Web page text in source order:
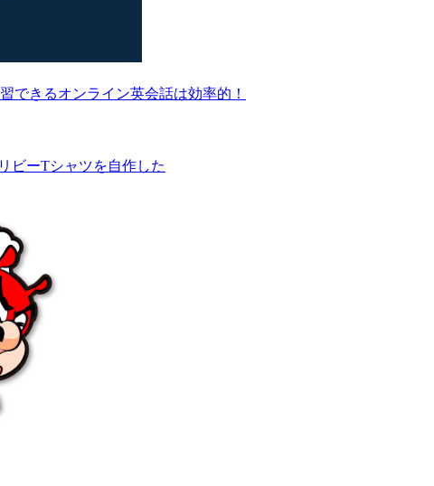
できるオンライン英会話は効率的！
ビーTシャツを自作した